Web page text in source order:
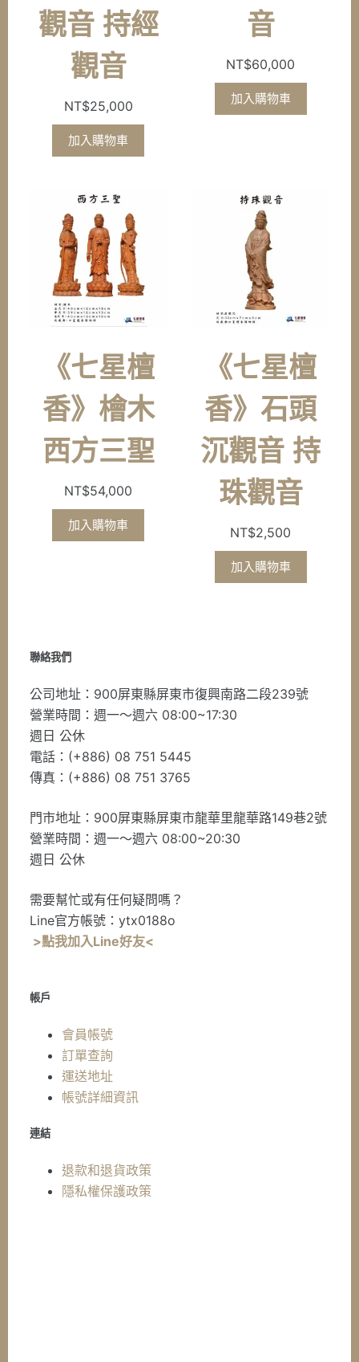
觀音 持經
觀音
NT$25,000
加入購物車
音
NT$60,000
加入購物車
《七星檀
香》檜木
西方三聖
NT$54,000
加入購物車
《七星檀
香》石頭
沉觀音 持
珠觀音
NT$2,500
加入購物車
聯絡我們
公司地址：900屏東縣屏東市復興南路二段239號
營業時間：週一～週六 08:00~17:30
週日 公休
電話：(+886) 08 751 5445
傳真：(+886) 08 751 3765
門市地址：900屏東縣屏東市龍華里龍華路149巷2號
營業時間：週一～週六 08:00~20:30
週日 公休
需要幫忙或有任何疑問嗎？
Line官方帳號：ytx0188o
>點我加入Line好友<
帳戶
會員帳號
訂單查詢
運送地址
帳號詳細資訊
連結
退款和退貨政策
隱私權保護政策